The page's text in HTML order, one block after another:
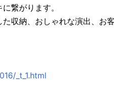
繋がります。
収納、おしゃれな演出、お
_t_1.html